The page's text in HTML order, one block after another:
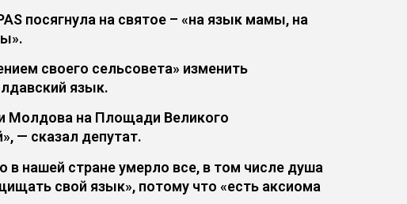
посягнула на святое – «на язык мамы, на
своего сельсовета» изменить
язык.
Молдова на Площади Великого
— сказал депутат.
в нашей стране умерло все, в том числе душа
свой язык», потому что «есть аксиома